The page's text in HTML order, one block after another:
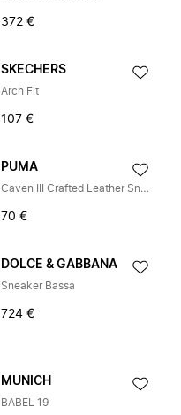
372 €
SKECHERS
Arch Fit
107 €
PUMA
Caven III Crafted Leather Sneakers
70 €
DOLCE & GABBANA
Sneaker Bassa
724 €
MUNICH
BABEL 19